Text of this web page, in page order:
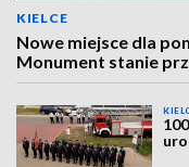
KIELCE
Nowe miejsce dla
Monument stanie